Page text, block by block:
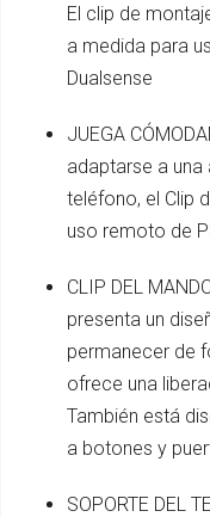
El clip de
a medida para
Dualsense
JUEGA
adaptarse a
teléfono, el Clip
uso remoto de
CLIP DEL
presenta un
permanecer de
ofrece una
También está
a botones y
SOPORTE DEL